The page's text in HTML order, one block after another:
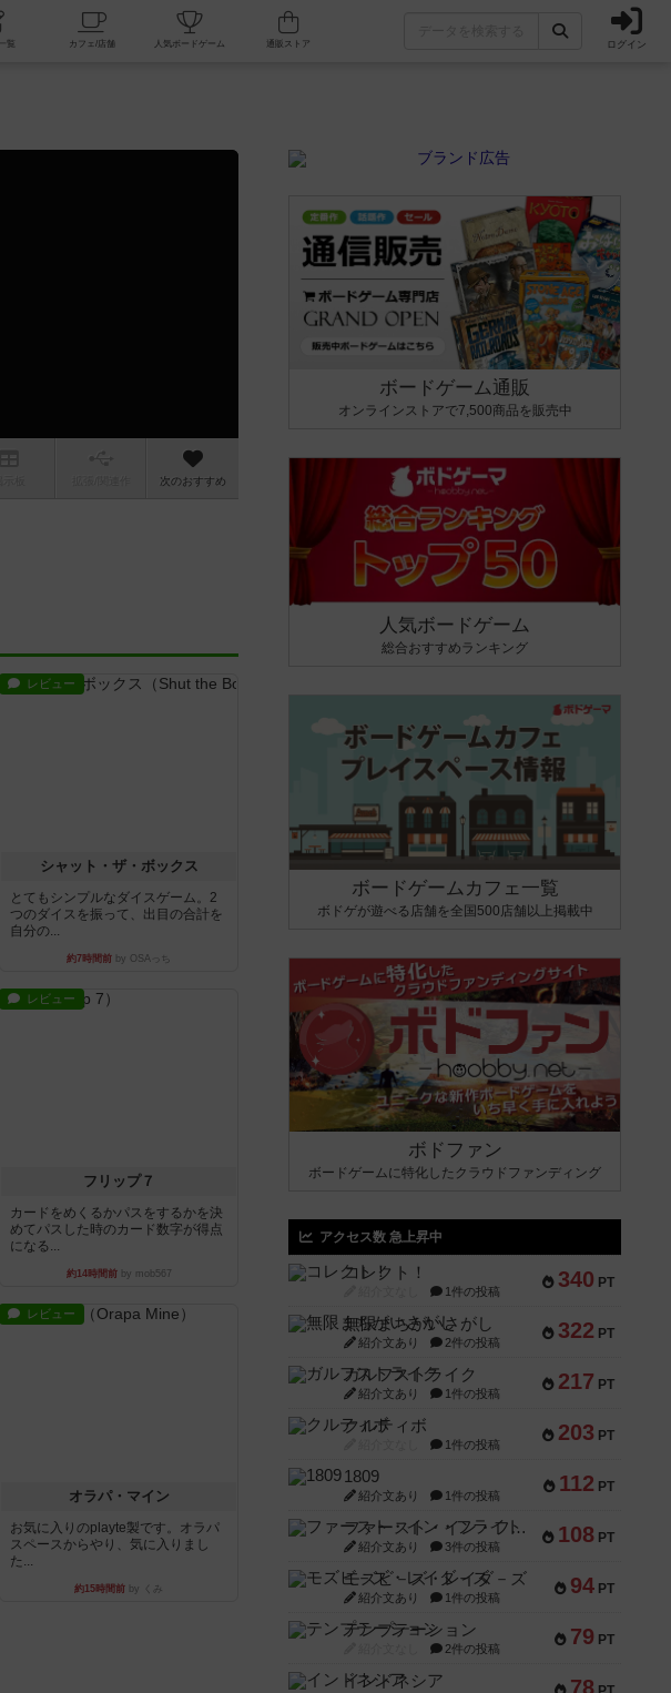
掲示板一覧 カフェ/店舗 人気ボードゲーム ログイン
次のおすすめ
レビュー
シャット・ザ・ボックス
とてもシンプルなダイスゲーム。2
つのダイスを振って、出目の合計を
自分の...
約7時間前 by OSAっち
レビュー
フリップ７
カードをめくるかパスをするかを決
めてパスした時のカード数字が得点
になる...
約14時間前by mob567
レビュー
オラパ・マイン
お気に入りのplayte製です。オラパ
スペースからやり、気に入りまし
た...
約15時間前 by くみ
ボードゲーム通販
オンラインストアで7,500商品を販売中
人気ボードゲーム
総合おすすめランキング
ボードゲームカフェ一覧
ボドゲが遊べる店舗を全国500店舗以上掲載中
ボドファン
ボードゲームに特化したクラウドファンディング
アクセス数 急上昇中
340 PT
コレクト！
1件の投稿
322 PT
無限まちがいさがし
紹介文あり 2件の投稿
217 PT
ガルフストライク
紹介文あり 1件の投稿
203 PT
クルティボ
1件の投稿
112 PT
1809
紹介文あり 1件の投稿
108 PT
ファースト・イン・フライト
紹介文あり 3件の投稿
94 PT
モズビ－ズ・レイダ－ズ
紹介文あり 1件の投稿
79 PT
テンプテーション
2件の投稿
78
インドネシア